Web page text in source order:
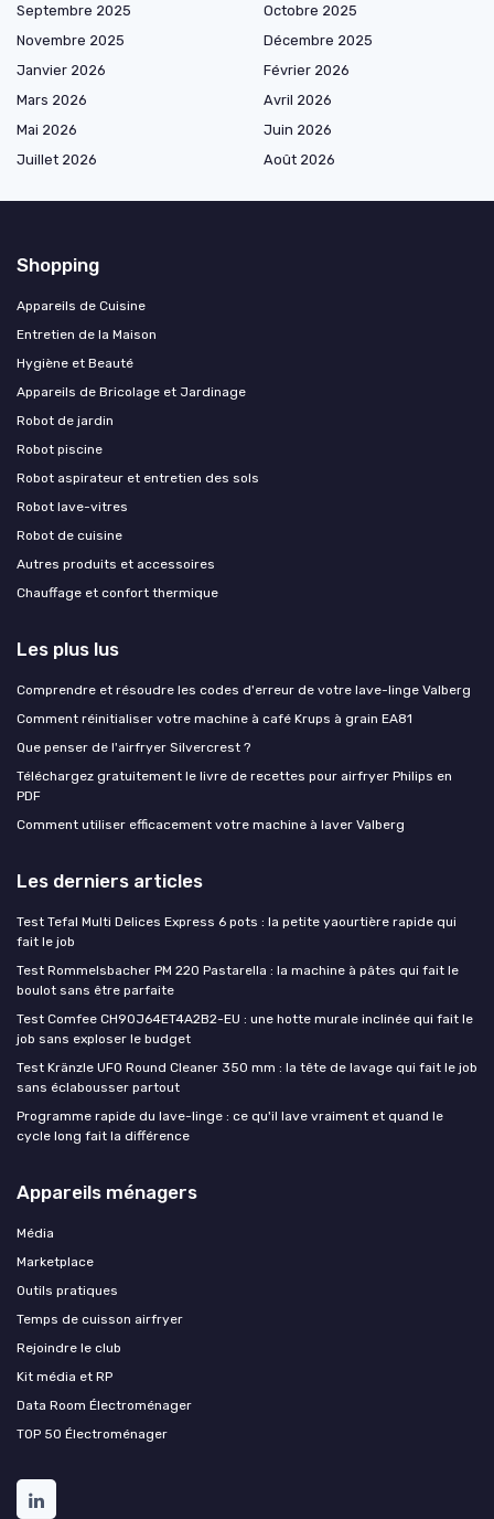
Septembre 2025
Octobre 2025
Novembre 2025
Décembre 2025
Janvier 2026
Février 2026
Mars 2026
Avril 2026
Mai 2026
Juin 2026
Juillet 2026
Août 2026
Shopping
Appareils de Cuisine
Entretien de la Maison
Hygiène et Beauté
Appareils de Bricolage et Jardinage
Robot de jardin
Robot piscine
Robot aspirateur et entretien des sols
Robot lave-vitres
Robot de cuisine
Autres produits et accessoires
Chauffage et confort thermique
Les plus lus
Comprendre et résoudre les codes d'erreur de votre lave-linge Valberg
Comment réinitialiser votre machine à café Krups à grain EA81
Que penser de l'airfryer Silvercrest ?
Téléchargez gratuitement le livre de recettes pour airfryer Philips en
PDF
Comment utiliser efficacement votre machine à laver Valberg
Les derniers articles
Test Tefal Multi Delices Express 6 pots : la petite yaourtière rapide qui
fait le job
Test Rommelsbacher PM 220 Pastarella : la machine à pâtes qui fait le
boulot sans être parfaite
Test Comfee CH90J64ET4A2B2-EU : une hotte murale inclinée qui fait le
job sans exploser le budget
Test Kränzle UFO Round Cleaner 350 mm : la tête de lavage qui fait le job
sans éclabousser partout
Programme rapide du lave-linge : ce qu'il lave vraiment et quand le
cycle long fait la différence
Appareils ménagers
Média
Marketplace
Outils pratiques
Temps de cuisson airfryer
Rejoindre le club
Kit média et RP
Data Room Électroménager
TOP 50 Électroménager